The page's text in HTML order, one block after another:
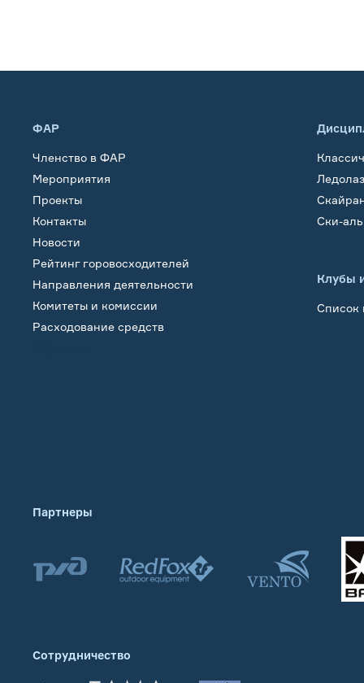
ФАР
Членство в ФАР
Мероприятия
Проекты
Контакты
Новости
Рейтинг горовосходителей
Направления деятельности
Комитеты и комиссии
Расходование средств
Ски-
Клубы
Список
Партнеры
Сотрудничество